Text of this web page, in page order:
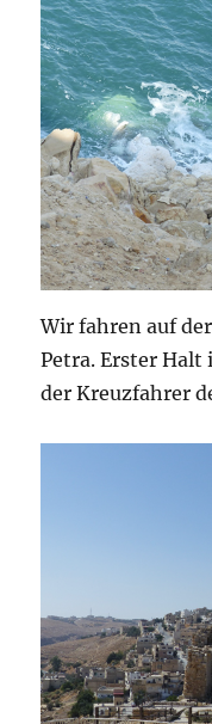
Wir fahren auf
Petra. Erster Halt
der Kreuzfahrer